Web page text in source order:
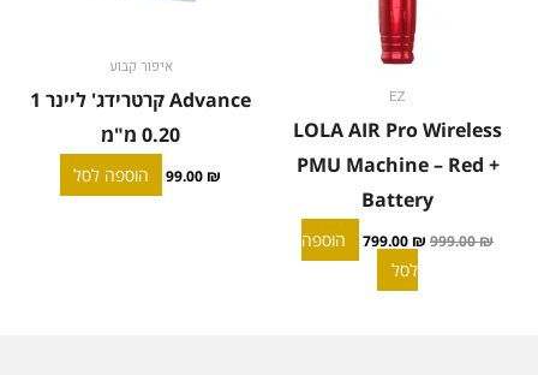
EZ
LOLA AIR Pro Wireless
PMU Machine – Red +
Battery
999.00₪
799.00 ₪
הוספה
לסל
איפור קבוע
Advance קרטרידג' ליינר 1
0.20 מ"מ
99.00 ₪ הוספה לסל